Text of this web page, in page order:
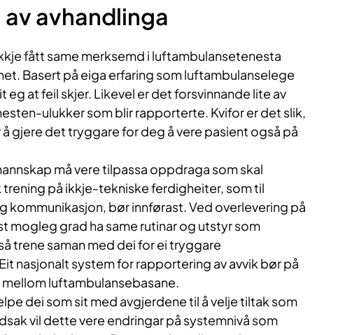
avhandlinga
fått same merksemd i luftambulansetenesta
Basert på eiga erfaring som luftambulanselege
eg at feil skjer. Likevel er det forsvinnande lite av
ulukker som blir rapporterte. Kvifor er det slik,
gjere det tryggare for deg å vere pasient også på
må vere tilpassa oppdraga som skal
på ikkje-tekniske ferdigheiter, som til
kommunikasjon, bør innførast. Ved overlevering på
mogleg grad ha same rutinar og utstyr som
trene saman med dei for ei tryggare
nasjonalt system for rapportering av avvik bør på
luftambulansebasane.
dei som sit med avgjerdene til å velje tiltak som
vil dette vere endringar på systemnivå som